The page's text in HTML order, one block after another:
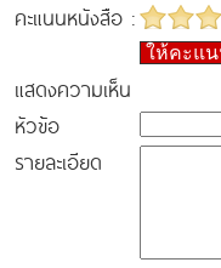
คะแนนหนังสือ :
ให้คะแ
แสดงความเห็น
หัวข้อ
รายละเอียด